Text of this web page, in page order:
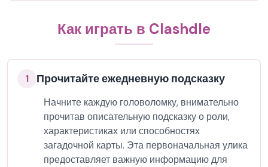
Как играть в Clashdle
1 Прочитайте ежедневную подсказку
Начните каждую головоломку, внимательно
прочитав описательную подсказку о роли,
характеристиках или способностях
загадочной карты. Эта первоначальная улика
предоставляет важную информацию для